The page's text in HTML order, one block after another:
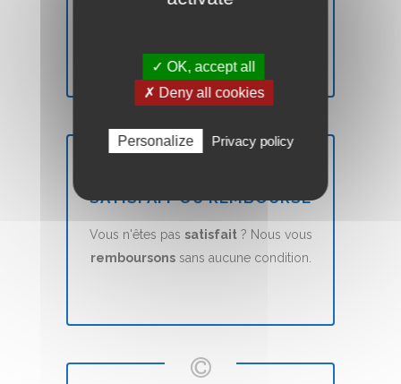
Votre site Web Vitrine sera mis en ligne
SATISFAIT OU REMBOURSÉ
Vous n'êtes pas satisfait? Nous vous
remboursonssans aucune condition.
✓ OK, accept all
✗ Deny all cookies
Personalize Privacy policy